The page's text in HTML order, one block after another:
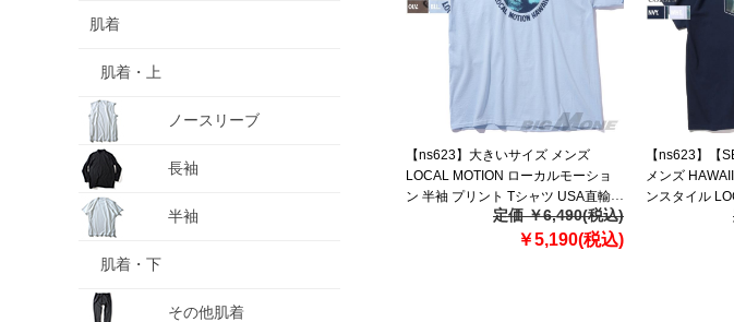
肌着
肌着・上
ノースリーブ
長袖
半袖
肌着・下
その他肌着
【ns623】大きいサイズ メンズ
LOCAL MOTION ローカルモーショ
ン 半袖 プリント Tシャツ USA直輸入
定価 ￥6,490(税込)
￥5,190(税込)
【ns623】【
メンズ
ンスタイル
ルモーション
USA直輸入